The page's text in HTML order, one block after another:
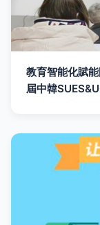
教育智能化賦
屆中韓